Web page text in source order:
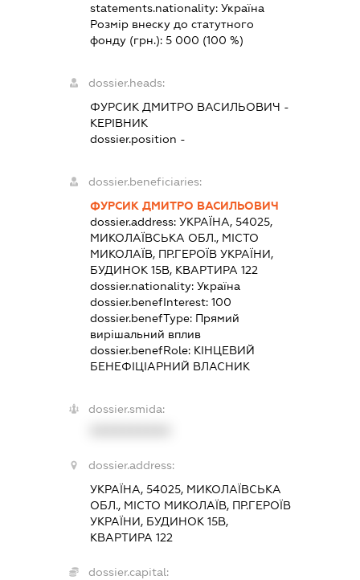
statements.nationality: Україна
Розмір внеску до статутного
фонду (грн.): 5 000 (100 %)
dossier.heads:
ФУРСИК ДМИТРО ВАСИЛЬОВИЧ -
КЕРІВНИК
dossier.position -
dossier.beneficiaries:
ФУРСИК ДМИТРО ВАСИЛЬОВИЧ
dossier.address: УКРАЇНА, 54025,
МИКОЛАЇВСЬКА ОБЛ., МІСТО
МИКОЛАЇВ, ПР.ГЕРОЇВ УКРАЇНИ,
БУДИНОК 15В, КВАРТИРА 122
dossier.nationality: Україна
dossier.benefInterest: 100
dossier.benefType: Прямий
вирішальний вплив
dossier.benefRole: КІНЦЕВИЙ
БЕНЕФІЦІАРНИЙ ВЛАСНИК
dossier.smida:
dossier.address:
УКРАЇНА, 54025, МИКОЛАЇВСЬКА
ОБЛ., МІСТО МИКОЛАЇВ, ПР.ГЕРОЇВ
УКРАЇНИ, БУДИНОК 15В,
КВАРТИРА 122
dossier.capital: